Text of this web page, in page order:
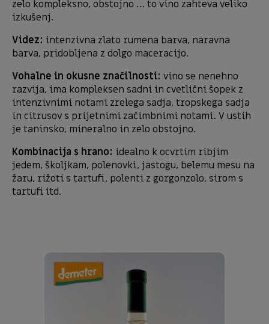
zelo kompleksno, obstojno … to vino zahteva veliko
izkušenj.
Videz: intenzivna zlato rumena barva, naravna
barva, pridobljena z dolgo maceracijo.
Vohalne in okusne značilnosti: vino se nenehno
razvija, ima kompleksen sadni in cvetlični šopek z
intenzivnimi notami zrelega sadja, tropskega sadja
in citrusov s prijetnimi začimbnimi notami. V ustih
je taninsko, mineralno in zelo obstojno.
Kombinacija s hrano: idealno k ocvrtim ribjim
jedem, školjkam, polenovki, jastogu, belemu mesu na
žaru, rižoti s tartufi, polenti z gorgonzolo, sirom s
tartufi itd.